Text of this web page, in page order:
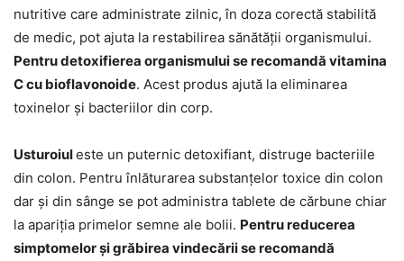
nutritive care administrate zilnic, în doza corectă stabilită
de medic, pot ajuta la restabilirea sănătății organismului.
Pentru detoxifierea organismului se recomandă vitamina
C cu bioflavonoide. Acest produs ajută la eliminarea
toxinelor și bacteriilor din corp.
Usturoiuleste un puternic detoxifiant, distruge bacteriile
din colon. Pentru înlăturarea substanțelor toxice din colon
dar și din sânge se pot administra tablete de cărbune chiar
la apariția primelor semne ale bolii. Pentru reducerea
simptomelor și grăbirea vindecării se recomandă